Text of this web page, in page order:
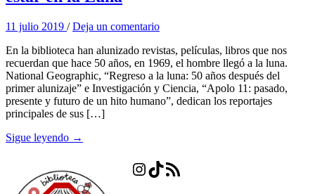
11 julio 2019 /Deja un comentario
En la biblioteca han alunizado revistas, películas, libros que nos
recuerdan que hace 50 años, en 1969, el hombre llegó a la luna.
National Geographic, “Regreso a la luna: 50 años después del
primer alunizaje” e Investigación y Ciencia, “Apolo 11: pasado,
presente y futuro de un hito humano”, dedican los reportajes
principales de sus […]
Sigue leyendo →
Instagram
TikTok
Feed RSS